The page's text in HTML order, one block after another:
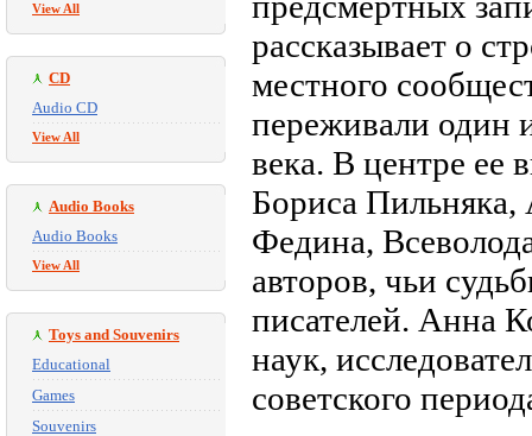
View All
CD
Audio CD
View All
Audio Books
Audio Books
View All
Toys and Souvenirs
Educational
Games
Souvenirs
рассказывает о
местного
переживали один
века. В центре
Бориса Пильняка,
Федина,
авторов, чьи
писателей. Анна
наук,
советского